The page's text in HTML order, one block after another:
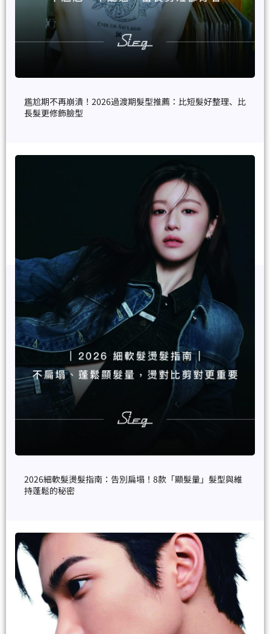
尷尬期不再崩潰！2026過渡期髮型推薦：比短髮好整理、比
長髮更修飾臉型
2026細軟髮燙髮指南：告別扁塌！8款「顯髮量」髮型與維
持蓬鬆的秘密